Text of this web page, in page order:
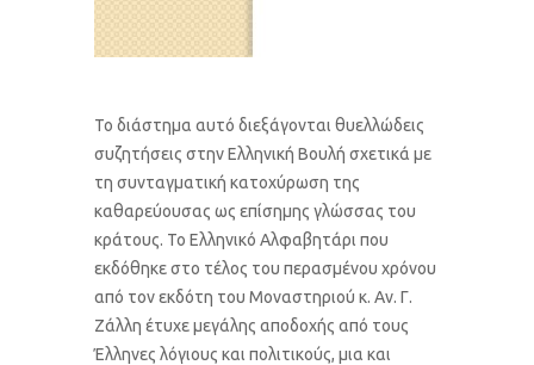
Το διάστημα αυτό διεξάγονται θυελλώδεις
συζητήσεις στην Ελληνική Βουλή σχετικά με
τη συνταγματική κατοχύρωση της
καθαρεύουσας ως επίσημης γλώσσας του
κράτους. Το Ελληνικό Αλφαβητάρι που
εκδόθηκε στο τέλος του περασμένου χρόνου
από τον εκδότη του Μοναστηριού κ. Αν. Γ.
Ζάλλη έτυχε μεγάλης αποδοχής από τους
Έλληνες λόγιους και πολιτικούς, μια και